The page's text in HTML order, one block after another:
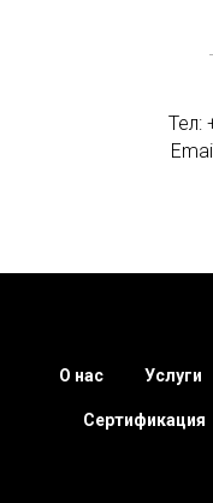
Тел:
О нас Услуги
Сертификация